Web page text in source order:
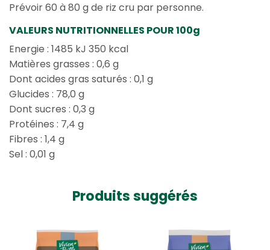
Prévoir 60 à 80 g de riz cru par personne.
VALEURS NUTRITIONNELLES POUR 100g
Energie : 1485 kJ 350 kcal
Matières grasses : 0,6 g
Dont acides gras saturés : 0,1 g
Glucides : 78,0 g
Dont sucres : 0,3 g
Protéines : 7,4 g
Fibres : 1,4 g
Sel : 0,01 g
Produits suggérés